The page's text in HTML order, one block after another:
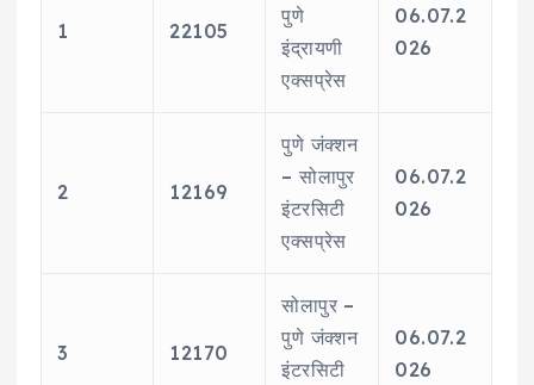
1 22105
पुणे
इंद्रायणी
एक्सप्रेस
06.07.2
026
2 12169
पुणे जंक्शन
– सोलापुर
इंटरसिटी
एक्सप्रेस
06.07.2
026
3 12170
सोलापुर –
पुणे जंक्शन
इंटरसिटी
06.07.2
026